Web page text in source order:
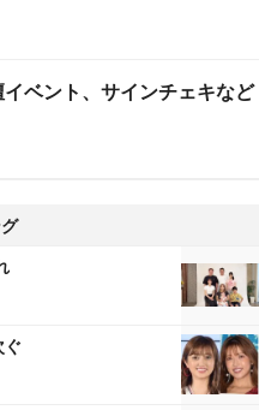
ベント、サインチェキなど